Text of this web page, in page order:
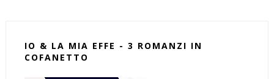
IO & LA MIA EFFE - 3 ROMANZI IN
COFANETTO